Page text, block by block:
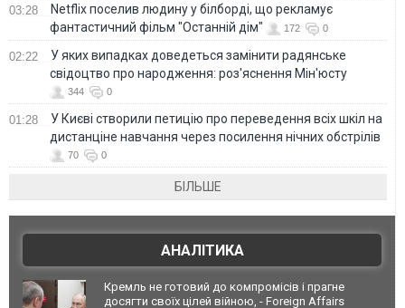
03:28
Netflix поселив людину у білборді, що рекламує
фантастичний фільм "Останній дім"
172 0
02:22
У яких випадках доведеться замінити радянське
свідоцтво про народження: роз'яснення Мін'юсту
344 0
01:28
У Києві створили петицію про переведення всіх шкіл на
дистанціне навчання через посилення нічних обстрілів
70 0
БІЛЬШЕ
АНАЛІТИКА
Кремль не готовий до компромісів і прагне
досягти своїх цілей війною, - Foreign Affairs